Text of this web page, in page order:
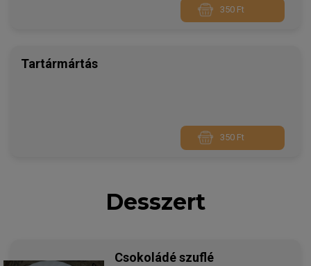
350 Ft
Tartármártás
350 Ft
Desszert
Csokoládé szuflé